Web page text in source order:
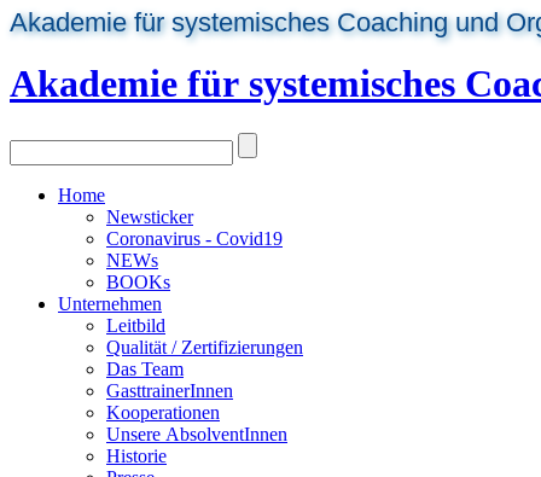
Akademie für systemisches Coaching und
Akademie für systemisches
Home
Newsticker
Coronavirus - Covid19
NEWs
BOOKs
Unternehmen
Leitbild
Qualität / Zertifizierungen
Das Team
GasttrainerInnen
Kooperationen
Unsere AbsolventInnen
Historie